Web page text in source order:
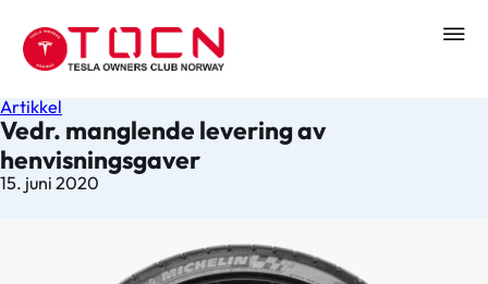
Vedr. manglende levering av
henvisningsgaver
Artikkel
15. juni 2020